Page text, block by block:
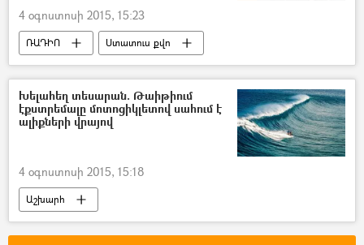
4 օգոստոսի 2015, 15:23
ՌԱԴԻՈ Ստատուս քվո
Խելահեղ տեսարան. Թաիթիում
էքստրեմալը մոտոցիկլետով սահում է
ալիքների վրայով
4 օգոստոսի 2015, 15:18
Աշխարհ